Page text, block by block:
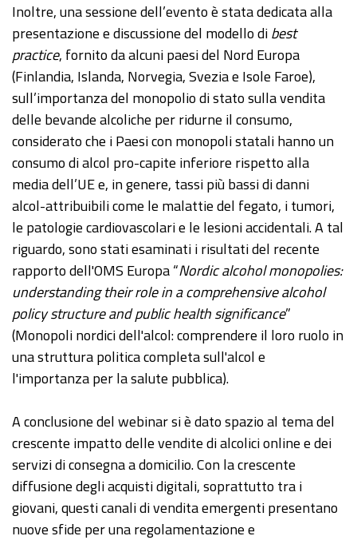
Inoltre, una sessione dell’evento è stata dedicata alla
presentazione e discussione del modello dibest
practice, fornito da alcuni paesi del Nord Europa
(Finlandia, Islanda, Norvegia, Svezia e Isole Faroe),
sull’importanza del monopolio di stato sulla vendita
delle bevande alcoliche per ridurne il consumo,
considerato che i Paesi con monopoli statali hanno un
consumo di alcol pro-capite inferiore rispetto alla
media dell’UE e, in genere, tassi più bassi di danni
alcol-attribuibili come le malattie del fegato, i tumori,
le patologie cardiovascolari e le lesioni accidentali. A tal
riguardo, sono stati esaminati i risultati del recente
rapporto dell'OMS Europa “Nordic alcohol monopolies:
understanding their role in a comprehensive alcohol
policy structure and public health significance”
(Monopoli nordici dell'alcol: comprendere il loro ruolo in
una struttura politica completa sull'alcol e
l'importanza per la salute pubblica).
A conclusione del webinar si è dato spazio al tema del
crescente impatto delle vendite di alcolici online e dei
servizi di consegna a domicilio. Con la crescente
diffusione degli acquisti digitali, soprattutto tra i
giovani, questi canali di vendita emergenti presentano
nuove sfide per una regolamentazione e